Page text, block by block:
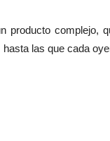
producto complejo,
las que cada